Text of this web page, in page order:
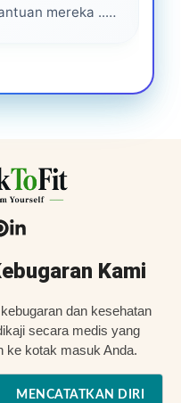
mereka ...
Kami
dan kesehatan
secara medis yang
ke kotak masuk Anda.
MENCATATKAN DIRI